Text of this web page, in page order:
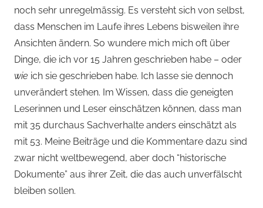
noch sehr unregelmässig. Es versteht sich von selbst,
dass Menschen im Laufe ihres Lebens bisweilen ihre
Ansichten ändern. So wundere mich mich oft über
Dinge, die ich vor 15 Jahren geschrieben habe – oder
wie ich sie geschrieben habe. Ich lasse sie dennoch
unverändert stehen. Im Wissen, dass die geneigten
Leserinnen und Leser einschätzen können, dass man
mit 35 durchaus Sachverhalte anders einschätzt als
mit 53. Meine Beiträge und die Kommentare dazu sind
zwar nicht weltbewegend, aber doch “historische
Dokumente” aus ihrer Zeit, die das auch unverfälscht
bleiben sollen.